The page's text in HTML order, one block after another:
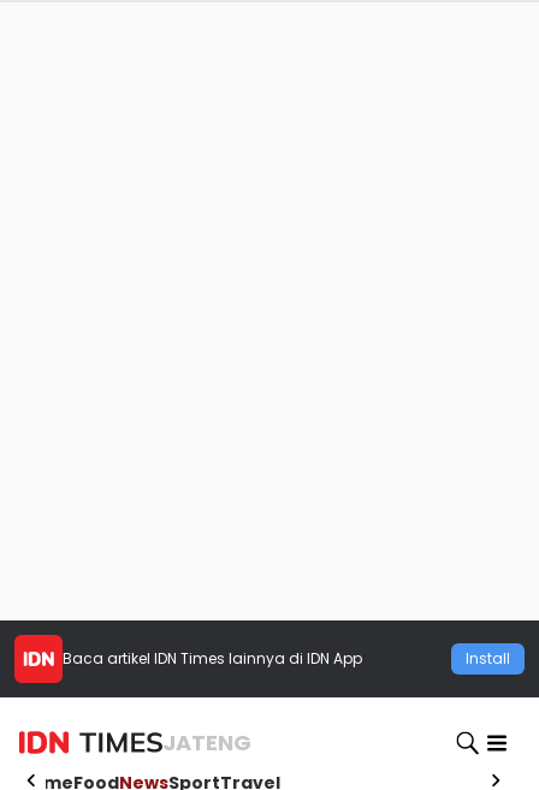
Baca artikel IDN Times lainnya di IDN App Install
JATENG
HomeFoodNewsSportTravel